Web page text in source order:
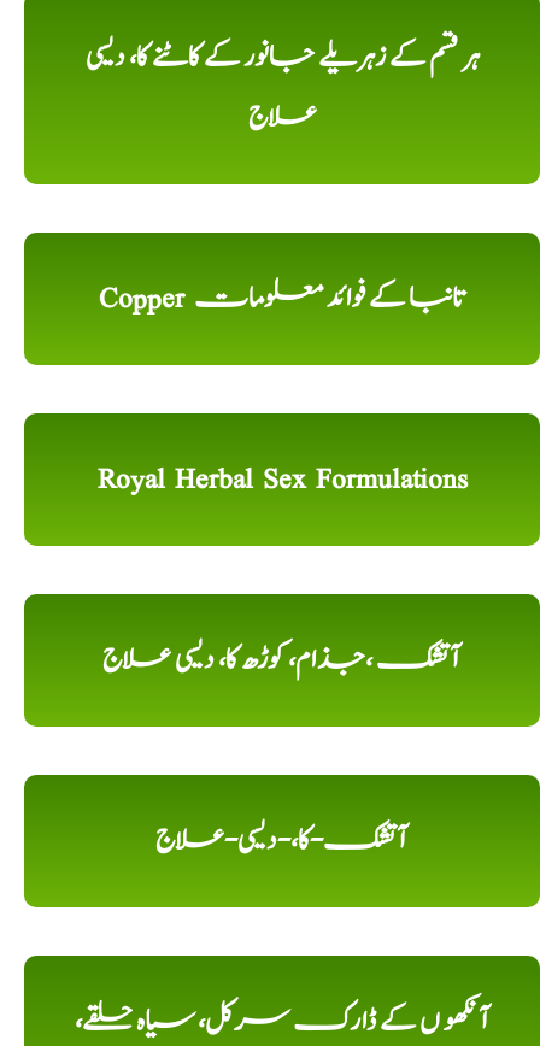
ہر قسم کے زہریلے جانور کے کاٹنے کا، دیسی
علاج
Copper تانبا کے فوائد معلومات
Royal Herbal Sex Formulations
آتشک ،جذام، کوڑھ کا، دیسی علاج
آتشک-کا،-دیسی-علاج
آنکھو ں کے ڈارک سرکل، سیاہ حلقے،